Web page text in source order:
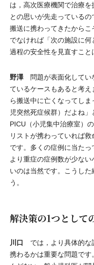
は，高次医療機関で治療を
との思いが先走っている
搬送に携わってきたから
でなければ「次の施設に
過程の安全性を見直すこと
野澤問題が表面化してい
ているケースもあると考
ら搬送中に亡くなってし
児突然死症候群）だよね」
PICU（小児集中治療室）
リストが携わっていれば
です。多くの症例に当た
より重症の症例数が少な
いのは当然です。こうし
う。
解決策の1つとして
川口 では，より具体的な
携わるかは重要な問題で